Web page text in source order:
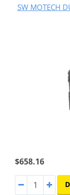
SW MOTECH
$658.16